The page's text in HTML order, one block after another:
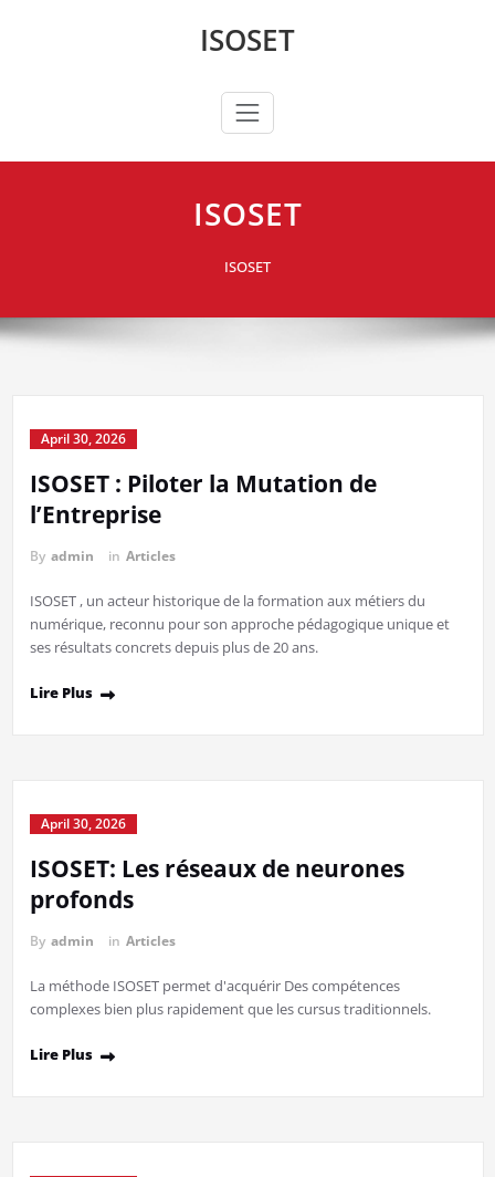
ISOSET
ISOSET
ISOSET
April 30, 2026
ISOSET : Piloter la Mutation de
l’Entreprise
By admin in Articles
ISOSET , un acteur historique de la formation aux métiers du
numérique, reconnu pour son approche pédagogique unique et
ses résultats concrets depuis plus de 20 ans.
Lire Plus
April 30, 2026
ISOSET: Les réseaux de neurones
profonds
By admin in Articles
La méthode ISOSET permet d'acquérir Des compétences
complexes bien plus rapidement que les cursus traditionnels.
Lire Plus